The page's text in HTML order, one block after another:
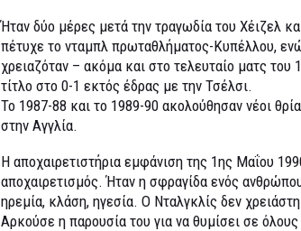
Ήταν δύο μέρες μετά την τραγωδία του Χέιζελ
πέτυχε το νταμπλ πρωταθλήματος-Κυπέλλου,
χρειαζόταν – ακόμα και στο τελευταίο ματς
τίτλο στο 0-1 εκτός έδρας με την Τσέλσι.
Το 1987-88 και το 1989-90 ακολούθησαν νέοι
στην Αγγλία.
Η αποχαιρετιστήρια εμφάνιση της 1ης Μαΐου
αποχαιρετισμός. Ήταν η σφραγίδα ενός
ηρεμία, κλάση, ηγεσία. Ο Νταλγκλίς δεν
Αρκούσε η παρουσία του για να θυμίσει σε